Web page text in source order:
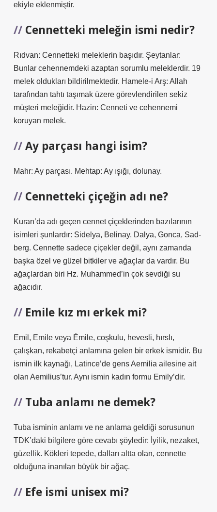
ekiyle eklenmiştir.
Cennetteki meleğin ismi nedir?
Rıdvan: Cennetteki meleklerin başıdır. Şeytanlar:
Bunlar cehennemdeki azaptan sorumlu meleklerdir. 19
melek oldukları bildirilmektedir. Hamele-i Arş: Allah
tarafından tahtı taşımak üzere görevlendirilen sekiz
müşteri meleğidir. Hazin: Cenneti ve cehennemi
koruyan melek.
Ay parçası hangi isim?
Mahr: Ay parçası. Mehtap: Ay ışığı, dolunay.
Cennetteki çiçeğin adı ne?
Kuran’da adı geçen cennet çiçeklerinden bazılarının
isimleri şunlardır: Sidelya, Belinay, Dalya, Gonca, Sad-
berg. Cennette sadece çiçekler değil, aynı zamanda
başka özel ve güzel bitkiler ve ağaçlar da vardır. Bu
ağaçlardan biri Hz. Muhammed’in çok sevdiği su
ağacıdır.
Emile kız mı erkek mi?
Emil, Emile veya Émile, coşkulu, hevesli, hırslı,
çalışkan, rekabetçi anlamına gelen bir erkek ismidir. Bu
ismin ilk kaynağı, Latince’de gens Aemilia ailesine ait
olan Aemilius’tur. Aynı ismin kadın formu Emily’dir.
Tuba anlamı ne demek?
Tuba isminin anlamı ve ne anlama geldiği sorusunun
TDK’daki bilgilere göre cevabı şöyledir: İyilik, nezaket,
güzellik. Kökleri tepede, dalları altta olan, cennette
olduğuna inanılan büyük bir ağaç.
Efe ismi unisex mi?